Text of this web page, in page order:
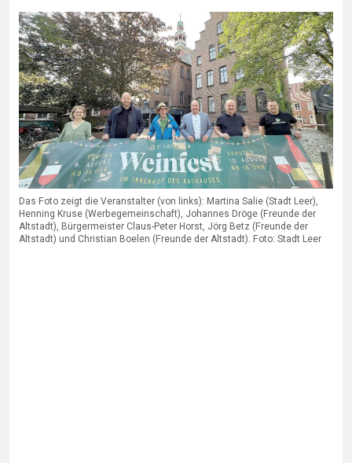
Das Foto zeigt die Veranstalter (von links): Martina Salie (Stadt Leer),
Henning Kruse (Werbegemeinschaft), Johannes Dröge (Freunde der
Altstadt), Bürgermeister Claus-Peter Horst, Jörg Betz (Freunde der
Altstadt) und Christian Boelen (Freunde der Altstadt). Foto: Stadt Leer